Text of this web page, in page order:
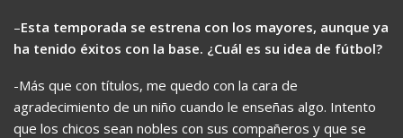
–Esta temporada se estrena con los mayores, aunque ya
ha tenido éxitos con la base. ¿Cuál es su idea de fútbol?
-Más que con títulos, me quedo con la cara de
agradecimiento de un niño cuando le enseñas algo. Intento
que los chicos sean nobles con sus compañeros y que se